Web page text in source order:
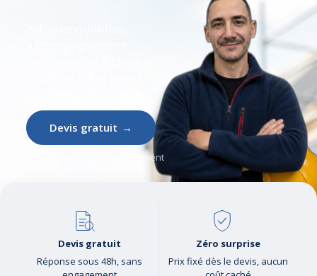
Devis gratuit →
Devis gratuit · sans engagement
Devis gratuit
Réponse sous 48h, sans
Zéro surprise
Prix fixé dès le devis, aucun